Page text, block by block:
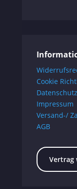
Cookie
Datenschutz
Impressum
Versand-/
AGB
Vertrag